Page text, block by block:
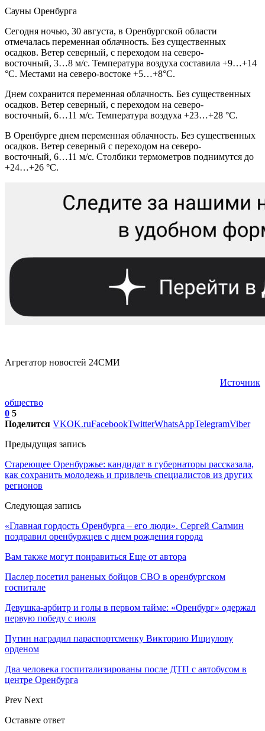
Сауны Оренбурга
Сегодня ночью, 30 августа, в Оренбургской области
отмечалась переменная облачность. Без существенных
осадков. Ветер северный, с переходом на северо-
восточный, 3…8 м/с. Температура воздуха составила +9…+14
°C. Местами на северо-востоке +5…+8°С.
Днем сохранится переменная облачность. Без существенных
осадков. Ветер северный, с переходом на северо-
восточный, 6…11 м/с. Температура воздуха +23…+28 °C.
В Оренбурге днем переменная облачность. Без существенных
осадков. Ветер северный с переходом на северо-
восточный, 6…11 м/с. Столбики термометров поднимутся до
+24…+26 °C.
Агрегатор новостей 24СМИ
Источник
общество
0 5
Поделится VKOK.ruFacebookTwitterWhatsAppTelegramViber
Предыдущая запись
Стареющее Оренбуржье: кандидат в губернаторы рассказала,
как сохранить молодежь и привлечь специалистов из других
регионов
Следующая запись
«Главная гордость Оренбурга – его люди». Сергей Салмин
поздравил оренбуржцев с днем рождения города
Вам также могут понравиться Еще от автора
Паслер посетил раненых бойцов СВО в оренбургском
госпитале
Девушка-арбитр и голы в первом тайме: «Оренбург» одержал
первую победу с июля
Путин наградил параспортсменку Викторию Ищиулову
орденом
Два человека госпитализированы после ДТП с автобусом в
центре Оренбурга
Prev Next
Оставьте ответ